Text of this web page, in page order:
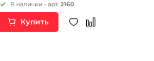
В наличии - арт. 2160
Купить